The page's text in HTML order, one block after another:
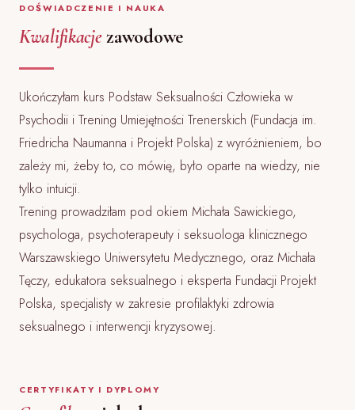
DOŚWIADCZENIE I NAUKA
Kwalifikacjezawodowe
Ukończyłam kurs Podstaw Seksualności Człowieka w
Psychodii i Trening Umiejętności Trenerskich (Fundacja im.
Friedricha Naumanna i Projekt Polska) z wyróżnieniem, bo
zależy mi, żeby to, co mówię, było oparte na wiedzy, nie
tylko intuicji.
Trening prowadziłam pod okiem Michała Sawickiego,
psychologa, psychoterapeuty i seksuologa klinicznego
Warszawskiego Uniwersytetu Medycznego, oraz Michała
Tęczy, edukatora seksualnego i eksperta Fundacji Projekt
Polska, specjalisty w zakresie profilaktyki zdrowia
seksualnego i interwencji kryzysowej.
CERTYFIKATY I DYPLOMY